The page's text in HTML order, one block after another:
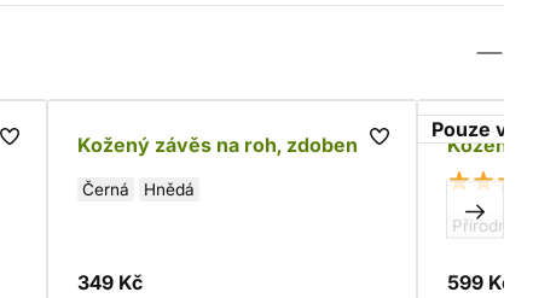
Kožený závěs na roh, zdobený
Černá Hnědá
349 Kč
Pouze v
Kožený
Přírodní
599 Kč